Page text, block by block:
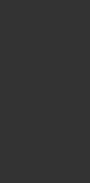
großen
an den
noch
bemüht